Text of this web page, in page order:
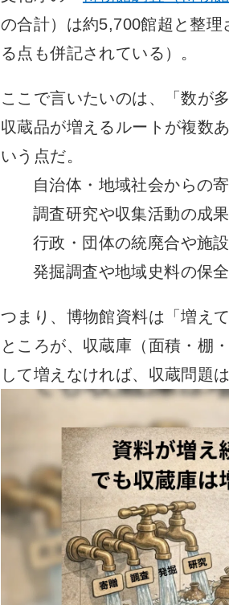
の合計）は約5,700館超と整
る点も併記されている）。
ここで言いたいのは、「数が
収蔵品が増えるルートが複数
いう点だ。
自治体・地域社会からの
調査研究や収集活動の成果
行政・団体の統廃合や施
発掘調査や地域史料の保
つまり、博物館資料は「増え
ところが、収蔵庫（面積・棚
して増えなければ、収蔵問題